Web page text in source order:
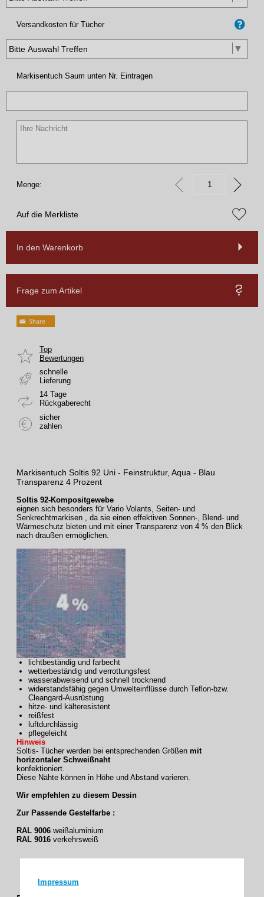
Impressum
Versandkosten für Tücher
Markisentuch Saum unten Nr. Eintragen
Menge:
Auf die Merkliste
In den Warenkorb
Frage zum Artikel
Top
Bewertungen
schnelle
Lieferung
14 Tage
Rückgaberecht
sicher
zahlen
Markisentuch Soltis 92 Uni - Feinstruktur, Aqua - Blau
Transparenz 4 Prozent
Soltis 92-Kompositgewebe
eignen sich besonders für Vario Volants, Seiten- und
Senkrechtmarkisen , da sie einen effektiven Sonnen-, Blend- und
Wärmeschutz bieten und mit einer Transparenz von 4 % den Blick
nach draußen ermöglichen.
lichtbeständig und farbecht
wetterbeständig und verrottungsfest
wasserabweisend und schnell trocknend
widerstandsfähig gegen Umwelteinflüsse durch Teflon-bzw.
Cleangard-Ausrüstung
hitze- und kälteresistent
reißfest
luftdurchlässig
pflegeleicht
Hinweis
Soltis- Tücher werden bei entsprechenden Größen mit
horizontaler Schweißnaht
konfektioniert.
Diese Nähte können in Höhe und Abstand varieren.
Wir empfehlen zu diesem Dessin
Zur Passende Gestelfarbe :
RAL 9006 weißaluminium
RAL 9016 verkehrsweiß